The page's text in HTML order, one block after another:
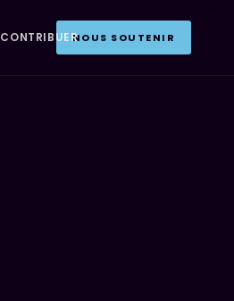
CONTRIBUERNOUS SOUTENIR